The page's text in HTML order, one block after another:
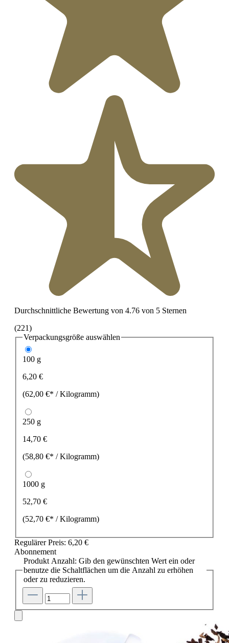
Durchschnittliche Bewertung von 4.76 von 5 Sternen
(221)
Verpackungsgröße auswählen
100 g
6,20 €
(62,00 €* / Kilogramm)
250 g
14,70 €
(58,80 €* / Kilogramm)
1000 g
52,70 €
(52,70 €* / Kilogramm)
Regulärer Preis: 6,20 €
Abonnement
Produkt Anzahl: Gib den gewünschten Wert ein oder
benutze die Schaltflächen um die Anzahl zu erhöhen
oder zu reduzieren.